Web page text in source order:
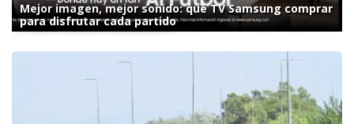
Mejor imagen, mejor sonido: qué TV Samsung comprar
para disfrutar cada partido